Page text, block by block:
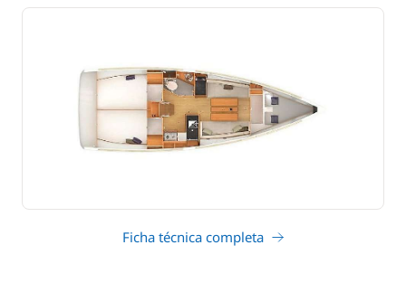
Ficha técnica completa